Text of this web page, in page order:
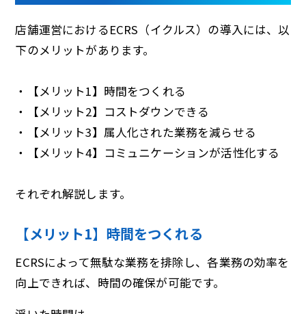
店舗運営におけるECRS（イクルス）の導入には、以
下のメリットがあります。
・【メリット1】時間をつくれる
・【メリット2】コストダウンできる
・【メリット3】属人化された業務を減らせる
・【メリット4】コミュニケーションが活性化する
それぞれ解説します。
【メリット1】時間をつくれる
ECRSによって無駄な業務を排除し、各業務の効率を
向上できれば、時間の確保が可能です。